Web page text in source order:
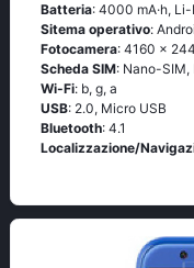
Batteria: 4000 mA·h,
Sitema operativo:
Fotocamera: 4160 x
Scheda SIM: Nano-
Wi-Fi: b, g, а
USB: 2.0, Micro USB
Bluetooth: 4.1
Localizzazione/